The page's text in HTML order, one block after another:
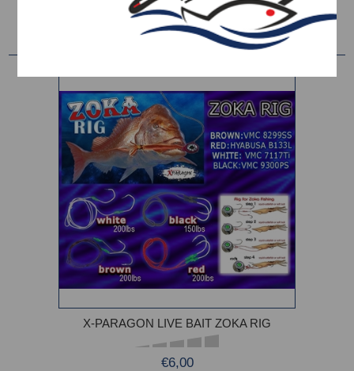
Ταξινόμηση ανά
X-PARAGON LIVE BAIT ZOKA RIG
€6,00